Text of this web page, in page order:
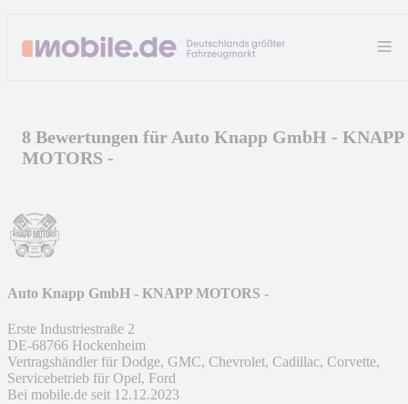
8 Bewertungen für Auto Knapp GmbH - KNAPP
MOTORS -
Auto Knapp GmbH - KNAPP MOTORS -
Erste Industriestraße 2
DE-68766 Hockenheim
Vertragshändler für Dodge, GMC, Chevrolet, Cadillac, Corvette,
Servicebetrieb für Opel, Ford
Bei mobile.de seit 12.12.2023